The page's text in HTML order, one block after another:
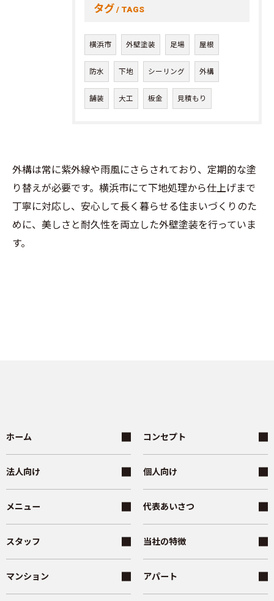
タグ TAGS
横浜市 外壁塗装 足場 屋根
防水 下地 シーリング 外構
舗装 大工 板金 見積もり
外構は常に紫外線や雨風にさらされており、定期的な塗
り替えが必要です。横浜市にて下地処理から仕上げまで
丁寧に対応し、安心して長く暮らせる住まいづくりのた
めに、美しさと耐久性を両立した外壁塗装を行っていま
す。
ホーム コンセプト
法人向け 個人向け
メニュー 代表あいさつ
スタッフ 当社の特徴
マンション アパート